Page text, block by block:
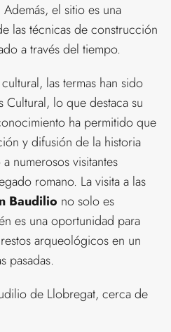
el sitio es una
las técnicas de construcción
a través del tiempo.
las termas han sido
Cultural, lo que destaca su
ha permitido que
y difusión de la historia
numerosos visitantes
romano. La visita a las
Baudilio no solo es
es una oportunidad para
arqueológicos en un
pasadas.
de Llobregat, cerca de